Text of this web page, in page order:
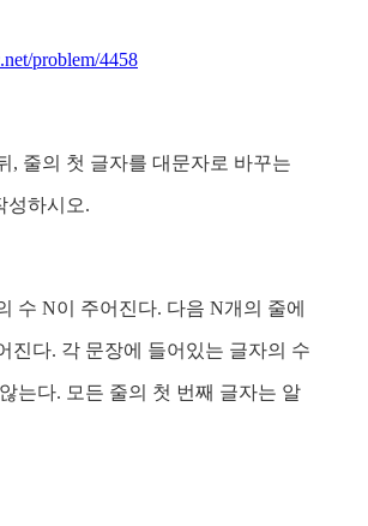
problem/4458
, 줄의 첫 글자를 대문자로 바꾸는
성하시오.
수 N이 주어진다. 다음 N개의 줄에
진다. 각 문장에 들어있는 글자의 수
는다. 모든 줄의 첫 번째 글자는 알